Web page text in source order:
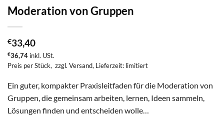
Moderation von Gruppen
€33,40
€36,74 inkl. USt.
Preis per Stück, zzgl. Versand, Lieferzeit: limitiert
Ein guter, kompakter Praxisleitfaden für die Moderation von
Gruppen, die gemeinsam arbeiten, lernen, Ideen sammeln,
Lösungen finden und entscheiden wolle…